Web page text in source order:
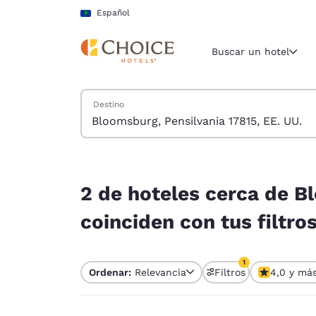
Pasar A Contenido Principal
Español
Región y
América
América
United
América
Português
Buscar un hotel
Buscar hoteles
Destino
2 de hoteles cerca de
coinciden con tus
Ordenar: Relevancia Filtros
1
1 filtro
4,0 y